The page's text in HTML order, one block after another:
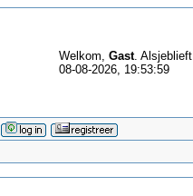
Welkom, Gast. Alsjeblieft
08-08-2026, 19:53:59